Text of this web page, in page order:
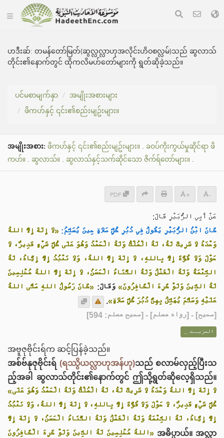
ဟဒီးဆ်:တမန်တော်မြတ်(ဆွလ္လလ္လာဟုအလိုင်းဟိဝစလ္လမ်)သည် ဆွလာသ်
တိုင်း၏နောက်တွင် ထိုကလိမဟ်တော်များကို ရွတ်ဆိုခဲ့သည်။
ပင်မစာမျက်နှာ
အမျိုးအစားများ
ဖိကဟ်နှင့် ၎င်း၏စည်းမျဥ်းများ။
အမျိုးအစား: ဖိကဟ်နှင့် ၎င်း၏စည်းမျဥ်းများ။ . ခဝပ်ကိုးကွယ်မှုဆိုင်ရာ ဖိ
ကဟ်။ . ဆွလာသ်။ . ဆွလာသ်နှင့်သက်ဆိုင်သော ဇိက်ရ်တော်များ။ .
PDF + -
عَنْ ‌أَبِي الزُّبَيْرِ قَالَ:
كَانَ ‌ابْنُ الزُّبَيْرِ يَقُولُ فِي دُبُرِ كُلِّ صَلَاةٍ حِينَ يُسَلِّمُ: «لَا إِلَهَ إِلَّا اللهُ
وَحْدَهُ لَا شَرِيكَ لَهُ، لَهُ الْمُلْكُ وَلَهُ الْحَمْدُ وَهُوَ عَلَى كُلِّ شَيْءٍ قَدِيرٌ، لَا
حَوْلَ وَلَا قُوَّةَ إِلَّا بِاللهِ، لَا إِلَهَ إِلَّا اللهُ، ‌وَلَا ‌نَعْبُدُ ‌إِلَّا إِيَّاهُ، لَهُ
النِّعْمَةُ وَلَهُ الْفَضْلُ وَلَهُ الثَّنَاءُ الْحَسَنُ، لَا إِلَهَ إِلَّا اللهُ مُخْلِصِينَ
لَهُ الدِّينَ وَلَوْ كَرِهَ الْكَافِرُونَ» وَقَالَ: «كَانَ رَسُولُ اللهِ صَلَّى اللهُ
عَلَيْهِ وَسَلَّمَ يُهَلِّلُ بِهِنَّ دُبُرَ كُلِّ صَلَاةٍ».
[صحيح] - [رواه مسلم] - [صحيح مسلم: 594]
المزيــد ...
အဗူဇုဗိုင်းရ်က ဆင့်ပြန်ခဲ့သည်။
အစ်ဗ်နုဇုဗိုင်းရ် (ရဿွိယလ္လာဟုအန်ဟု)သည် စလာမ်လှည့်ပြီးသ
ည့်အခါ ဆွလာသ်တိုင်း၏နောက်တွင် ဤသို့ရွတ်ဆိုလေ့ရှိသည်။
«لَا إِلَهَ إِلَّا اللهُ وَحْدَهُ لَا شَرِيكَ لَهُ، لَهُ الْمُلْكُ وَلَهُ الْحَمْدُ وَهُوَ عَلَى
كُلِّ شَيْءٍ قَدِيرٌ، لَا حَوْلَ وَلَا قُوَّةَ إِلَّا بِاللهِ، لَا إِلَهَ إِلَّا اللهُ، وَلَا نَعْبُدُ
إِلَّا إِيَّاهُ، لَهُ النِّعْمَةُ وَلَهُ الْفَضْلُ وَلَهُ الثَّنَاءُ الْحَسَنُ، لَا إِلَهَ إِلَّا
اللهُ مُخْلِصِينَ لَهُ الدِّينَ وَلَوْ كَرِهَ الْكَافِرُونَ» အဓိပ္ပာယ်။ အလ္လာ